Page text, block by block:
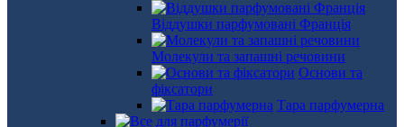
Віддушки парфумовані Франція
Молекули та запашні речовини
Основи та
фіксатори
Тара парфумерна